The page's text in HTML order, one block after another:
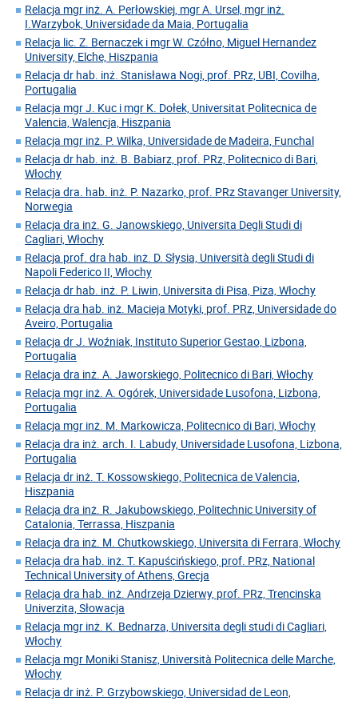
Relacja mgr inż. A. Perłowskiej, mgr A. Ursel, mgr inż.
I.Warzybok, Universidade da Maia, Portugalia
Relacja lic. Z. Bernaczek i mgr W. Czółno, Miguel Hernandez
University, Elche, Hiszpania
Relacja dr hab. inż. Stanisława Nogi, prof. PRz, UBI, Covilha,
Portugalia
Relacja mgr J. Kuc i mgr K. Dołek, Universitat Politecnica de
Valencia, Walencja, Hiszpania
Relacja mgr inż. P. Wilka, Universidade de Madeira, Funchal
Relacja dr hab. inż. B. Babiarz, prof. PRz, Politecnico di Bari,
Włochy
Relacja dra. hab. inż. P. Nazarko, prof. PRz Stavanger University,
Norwegia
Relacja dra inż. G. Janowskiego, Universita Degli Studi di
Cagliari, Włochy
Relacja prof. dra hab. inż. D. Słysia, Università degli Studi di
Napoli Federico II, Włochy
Relacja dr hab. inż. P. Liwin, Universita di Pisa, Piza, Włochy
Relacja dra hab. inż. Macieja Motyki, prof. PRz, Universidade do
Aveiro, Portugalia
Relacja dr J. Woźniak, Instituto Superior Gestao, Lizbona,
Portugalia
Relacja dra inż. A. Jaworskiego, Politecnico di Bari, Włochy
Relacja mgr inż. A. Ogórek, Universidade Lusofona, Lizbona,
Portugalia
Relacja mgr inż. M. Markowicza, Politecnico di Bari, Włochy
Relacja dra inż. arch. I. Labudy, Universidade Lusofona, Lizbona,
Portugalia
Relacja dr inż. T. Kossowskiego, Politecnica de Valencia,
Hiszpania
Relacja dra inż. R. Jakubowskiego, Politechnic University of
Catalonia, Terrassa, Hiszpania
Relacja dra inż. M. Chutkowskiego, Universita di Ferrara, Włochy
Relacja dra hab. inż. T. Kapuścińskiego, prof. PRz, National
Technical University of Athens, Grecja
Relacja dra hab. inż. Andrzeja Dzierwy, prof. PRz, Trencinska
Univerzita, Słowacja
Relacja mgr inż. K. Bednarza, Universita degli studi di Cagliari,
Włochy
Relacja mgr Moniki Stanisz, Università Politecnica delle Marche,
Włochy
Relacja dr inż. P. Grzybowskiego, Universidad de Leon,